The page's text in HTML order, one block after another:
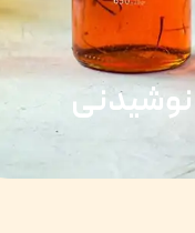
نوشیدنی